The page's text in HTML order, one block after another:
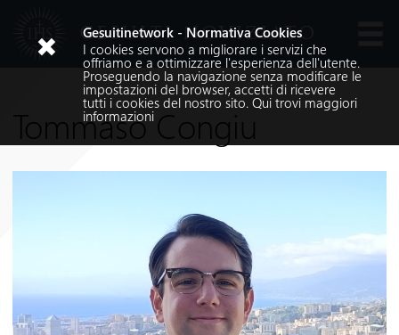
GESUITI NOVIZIATO
Tommaso Congiu
Lingue
Cerca nel sito
Gesuitinetwork - Normativa Cookies
I cookies servono a migliorare i servizi che
offriamo e a ottimizzare l'esperienza dell'utente.
Proseguendo la navigazione senza modificare le
impostazioni del browser, accetti di ricevere
tutti i cookies del nostro sito. Quitrovi maggiori
informazioni